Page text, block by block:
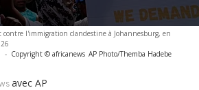
contre l'immigration clandestine à Johannesburg, en
- Copyright © africanews AP Photo/Themba Hadebe
avec AP